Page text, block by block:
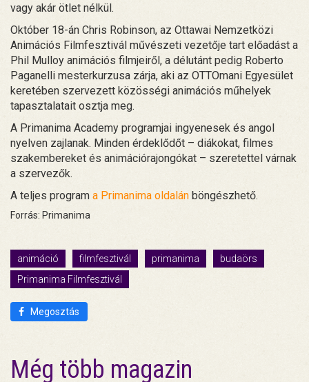
vagy akár ötlet nélkül.
Október 18-án Chris Robinson, az Ottawai Nemzetközi
Animációs Filmfesztivál művészeti vezetője tart előadást a
Phil Mulloy animációs filmjeiről, a délutánt pedig Roberto
Paganelli mesterkurzusa zárja, aki az OTTOmani Egyesület
keretében szervezett közösségi animációs műhelyek
tapasztalatait osztja meg.
A Primanima Academy programjai ingyenesek és angol
nyelven zajlanak. Minden érdeklődőt – diákokat, filmes
szakembereket és animációrajongókat – szeretettel várnak
a szervezők.
A teljes program a Primanima oldalán böngészhető.
Forrás: Primanima
animáció filmfesztivál primanima
budaörs
Primanima Filmfesztivál
Megosztás
Még több magazin